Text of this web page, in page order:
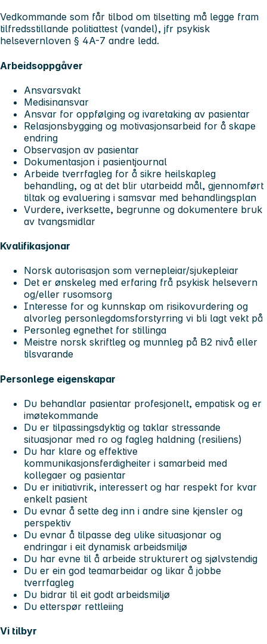
Vedkommande som får tilbod om tilsetting må legge fram
tilfredsstillande politiattest (vandel), jfr psykisk
helsevernloven § 4A-7 andre ledd.
Arbeidsoppgåver
Ansvarsvakt
Medisinansvar
Ansvar for oppfølging og ivaretaking av pasientar
Relasjonsbygging og motivasjonsarbeid for å skape
endring
Observasjon av pasientar
Dokumentasjon i pasientjournal
Arbeide tverrfagleg for å sikre heilskapleg
behandling, og at det blir utarbeidd mål, gjennomført
tiltak og evaluering i samsvar med behandlingsplan
Vurdere, iverksette, begrunne og dokumentere bruk
av tvangsmidlar
Kvalifikasjonar
Norsk autorisasjon som vernepleiar/sjukepleiar
Det er ønskeleg med erfaring frå psykisk helsevern
og/eller rusomsorg
Interesse for og kunnskap om risikovurdering og
alvorleg personlegdomsforstyrring vi bli lagt vekt på
Personleg egnethet for stillinga
Meistre norsk skriftleg og munnleg på B2 nivå eller
tilsvarande
Personlege eigenskapar
Du behandlar pasientar profesjonelt, empatisk og er
imøtekommande
Du er tilpassingsdyktig og taklar stressande
situasjonar med ro og fagleg haldning (resiliens)
Du har klare og effektive
kommunikasjonsferdigheiter i samarbeid med
kollegaer og pasientar
Du er initiativrik, interessert og har respekt for kvar
enkelt pasient
Du evnar å sette deg inn i andre sine kjensler og
perspektiv
Du evnar å tilpasse deg ulike situasjonar og
endringar i eit dynamisk arbeidsmiljø
Du har evne til å arbeide strukturert og sjølvstendig
Du er ein god teamarbeidar og likar å jobbe
tverrfagleg
Du bidrar til eit godt arbeidsmiljø
Du etterspør rettleiing
Vi tilbyr